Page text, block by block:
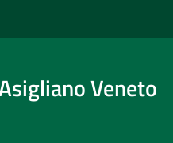
Veneto